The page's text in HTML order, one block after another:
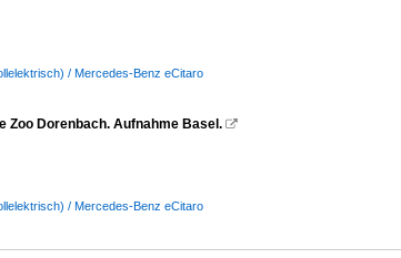
/ Mercedes-Benz eCitaro
Zoo Dorenbach. Aufnahme Basel. 
/ Mercedes-Benz eCitaro